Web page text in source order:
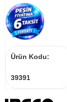
Ürün Kodu:
39391